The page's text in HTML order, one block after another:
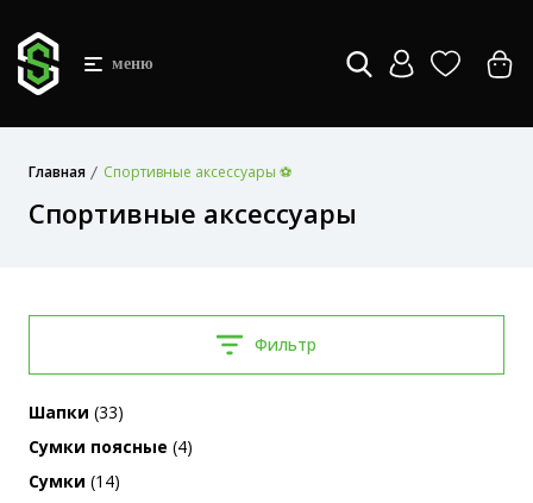
меню
Главная Спортивные аксессуары ⚽
Спортивные аксессуары
Фильтр
Шапки (33)
Сумки поясные (4)
Сумки (14)